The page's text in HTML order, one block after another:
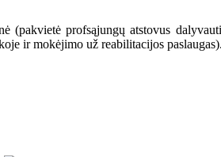
(pakvietė profsąjungų atstovus
ir mokėjimo už reabilitacijos paslaugas).